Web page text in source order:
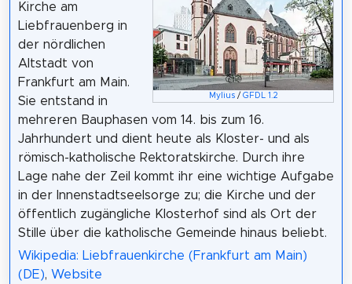
Mylius/ GFDL 1.2
Kirche am
Liebfrauenberg in
der nördlichen
Altstadt von
Frankfurt am Main.
Sie entstand in
mehreren Bauphasen vom 14. bis zum 16.
Jahrhundert und dient heute als Kloster- und als
römisch-katholische Rektoratskirche. Durch ihre
Lage nahe der Zeil kommt ihr eine wichtige Aufgabe
in der Innenstadtseelsorge zu; die Kirche und der
öffentlich zugängliche Klosterhof sind als Ort der
Stille über die katholische Gemeinde hinaus beliebt.
Wikipedia: Liebfrauenkirche (Frankfurt am Main)
(DE), Website